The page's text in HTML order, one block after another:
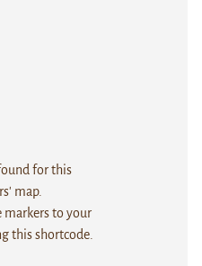
for this
map.
markers to your
this shortcode.